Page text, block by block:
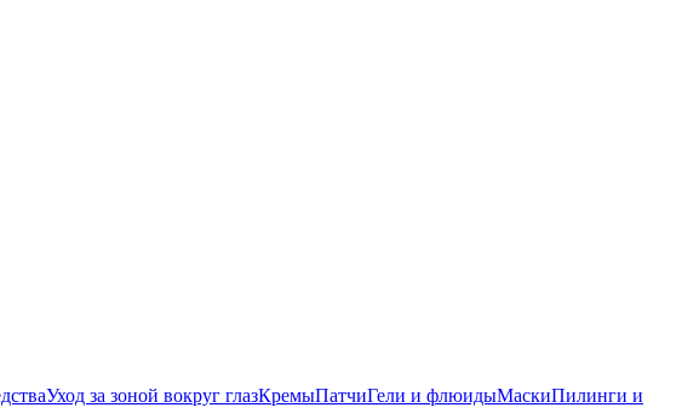
Уход за зоной вокруг глазКремыПатчиГели и флюидыМаскиПилинги и